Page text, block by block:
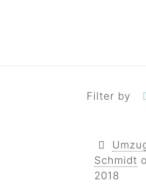
Filter by
Schmidt
2018